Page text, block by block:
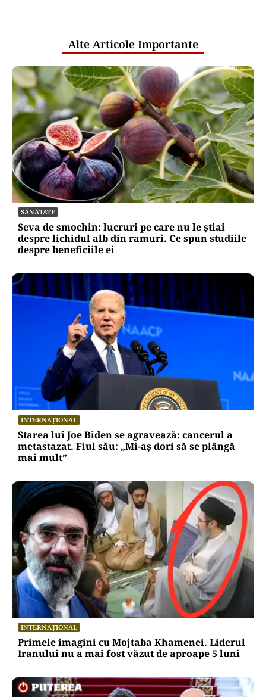
Alte Articole Importante
SĂNĂTATE
Seva de smochin: lucruri pe care nu le știai
despre lichidul alb din ramuri. Ce spun studiile
despre beneficiile ei
INTERNAȚIONAL
Starea lui Joe Biden se agravează: cancerul a
metastazat. Fiul său: „Mi-aș dori să se plângă
mai mult”
INTERNAȚIONAL
Primele imagini cu Mojtaba Khamenei. Liderul
Iranului nu a mai fost văzut de aproape 5 luni